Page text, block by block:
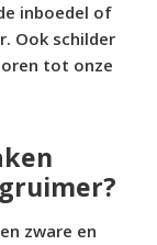
inboedel of
Ook schilder
tot onze
zware en